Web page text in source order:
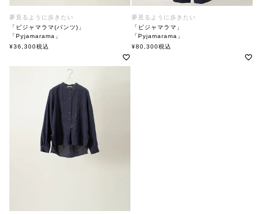
夢見るように歩きたい
「ピジャマラマ(パンツ)」
「Pyjamarama」
soutiencollar（ステンカラー）
¥36,300税込
夢見るように歩きたい
「ピジャマラマ」
「Pyjamarama」
soutiencollar（ステンカラー）
¥80,300税込